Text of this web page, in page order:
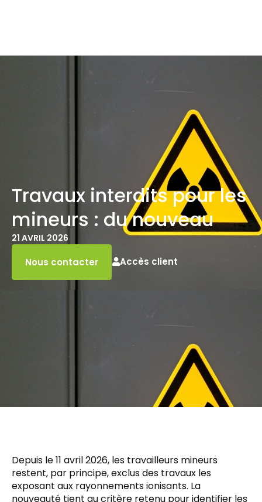
Travaux interdits pour les
mineurs : du nouveau
21 AVRIL 2026
Nous contacter Accès client
Depuis le 11 avril 2026, les travailleurs mineurs
restent, par principe, exclus des travaux les
exposant aux rayonnements ionisants. La
nouveauté tient au critère retenu pour identifier les